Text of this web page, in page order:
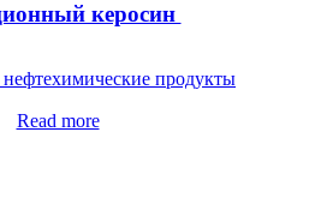
керосин
продукты
Read more